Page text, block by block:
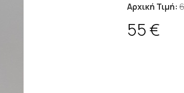
Αρχική Τιμή:
55 €